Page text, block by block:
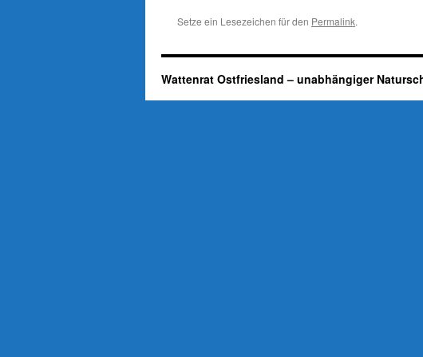
Setze ein Lesezeichen für den Permalink.
Wattenrat Ostfriesland – unabhängiger